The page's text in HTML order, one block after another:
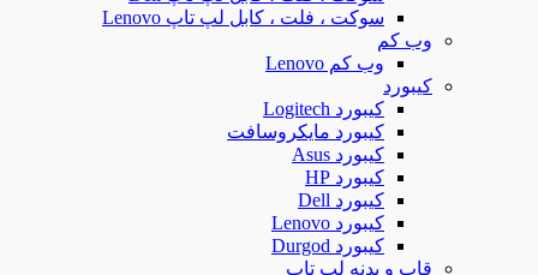
سوکت ، فلت ، کابل لپ تاپ Lenovo
وب کم
وب کم Lenovo
کیبورد
کیبورد Logitech
کیبورد مایکروسافت
کیبورد Asus
کیبورد HP
کیبورد Dell
کیبورد Lenovo
کیبورد Durgod
قاب و بدنه لپ تاپ